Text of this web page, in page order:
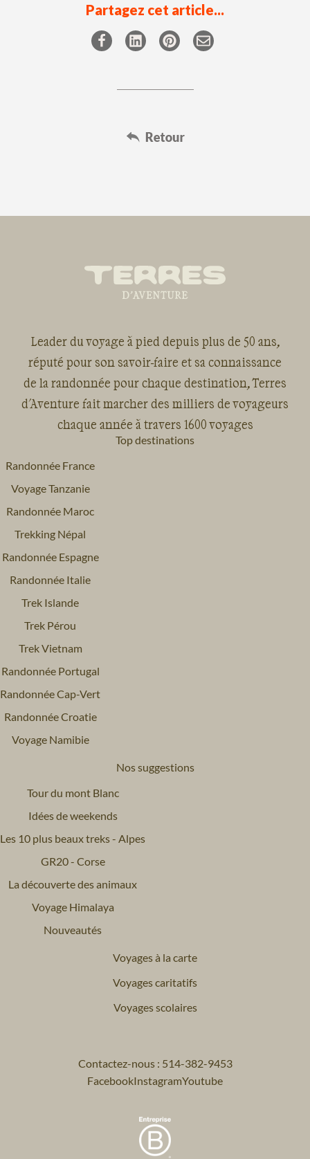
Partagez cet article...
Leader du voyage à pied depuis plus de 50 ans,
réputé pour son savoir-faire et sa connaissance
de la randonnée pour chaque destination, Terres
d'Aventure fait marcher des milliers de voyageurs
chaque année à travers 1600 voyages
Top destinations
Randonnée France
Voyage Tanzanie
Randonnée Maroc
Trekking Népal
Randonnée Espagne
Randonnée Italie
Trek Islande
Trek Pérou
Trek Vietnam
Randonnée Portugal
Randonnée Cap-Vert
Randonnée Croatie
Voyage Namibie
Nos suggestions
Tour du mont Blanc
Idées de weekends
Les 10 plus beaux treks - Alpes
GR20 - Corse
La découverte des animaux
Voyage Himalaya
Nouveautés
Voyages à la carte
Voyages caritatifs
Voyages scolaires
Contactez-nous : 514-382-9453
FacebookInstagramYoutube